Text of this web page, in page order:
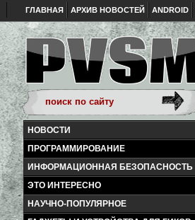
ГЛАВНАЯ АРХИВ НОВОСТЕЙ ANDROID
НОВОСТИ
ПРОГРАММИРОВАНИЕ
ИНФОРМАЦИОННАЯ БЕЗОПАСНОСТЬ
ЭТО ИНТЕРЕСНО
НАУЧНО-ПОПУЛЯРНОЕ